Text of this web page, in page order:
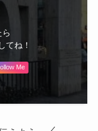
てね！
Me